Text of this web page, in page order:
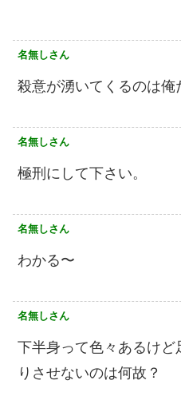
名無しさん
殺意が湧いてくるのは俺
名無しさん
極刑にして下さい。
名無しさん
わかる〜
名無しさん
下半身って色々あるけど
りさせないのは何故？